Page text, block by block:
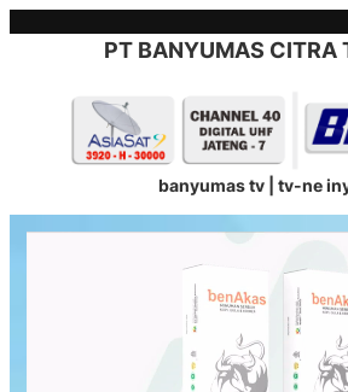
PT BANYUMAS CITRA
banyumas tv | tv-ne